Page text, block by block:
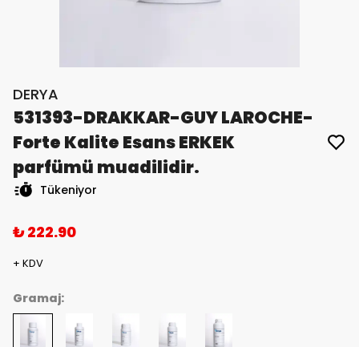
DERYA
531393-DRAKKAR-GUY LAROCHE-
Forte Kalite Esans ERKEK
parfümü muadilidir.
Tükeniyor
₺ 222.90
+ KDV
Gramaj: